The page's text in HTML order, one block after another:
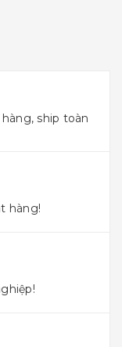
ship toàn
hàng!